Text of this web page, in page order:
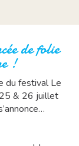
de folie
!
du festival Le
& 26 juillet